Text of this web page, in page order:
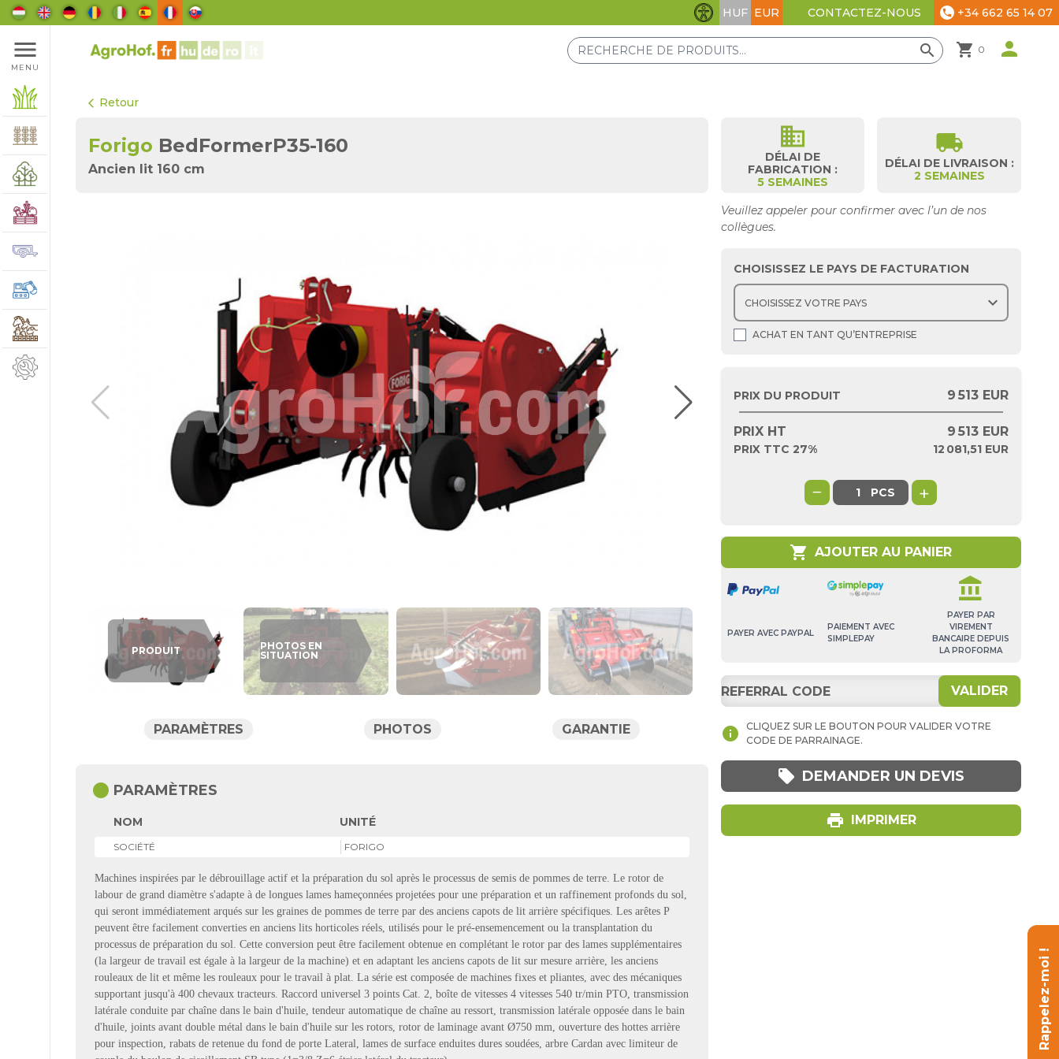
Paramètres d'accessibilité
HUF EUR CONTACTEZ-NOUS phone +34 662 65 14 07
menu
MENU
search shopping_cart 0 person
arrow_back_ios Retour
Forigo BedFormerP35-160
Ancien lit 160 cm
PRODUIT
PHOTOS EN
SITUATION
PARAMÈTRES PHOTOS GARANTIE
Veuillez appeler pour confirmer avec l’un de nos
collègues.
business
DÉLAI DE
FABRICATION :
5 SEMAINES
local_shipping
DÉLAI DE LIVRAISON :
2 SEMAINES
CHOISISSEZ LE PAYS DE FACTURATION
expand_more
ACHAT EN TANT QU’ENTREPRISE
PRIX DU PRODUIT 9 513 EUR
PRIX HT 9 513 EUR
PRIX TTC 27% 12 081,51 EUR
− PCS +
shopping_cart AJOUTER AU PANIER
PAYER AVEC PAYPAL
PAIEMENT AVEC
SIMPLEPAY
account_balance
PAYER PAR
VIREMENT
BANCAIRE DEPUIS
LA PROFORMA
VALIDER
info
CLIQUEZ SUR LE BOUTON POUR VALIDER VOTRE
CODE DE PARRAINAGE.
local_offer DEMANDER UN DEVIS
print IMPRIMER
circle PARAMÈTRES
NOM UNITÉ
SOCIÉTÉ FORIGO
Machines inspirées par le débrouillage actif et la préparation du sol après le processus de semis de pommes de terre. Le rotor de
labour de grand diamètre s'adapte à de longues lames hameçonnées projetées pour une préparation et un raffinement profonds du sol,
qui seront immédiatement arqués sur les graines de pommes de terre par des anciens capots de lit arrière spécifiques. Les arêtes P
peuvent être facilement converties en anciens lits horticoles réels, utilisés pour le pré-ensemencement ou la transplantation du
processus de préparation du sol. Cette conversion peut être facilement obtenue en complétant le rotor par des lames supplémentaires
(la largeur de travail est égale à la largeur de la machine) et en adaptant les anciens capots de lit sur mesure arrière, les anciens
rouleaux de lit et même les rouleaux pour le travail à plat. La série est composée de machines fixes et pliantes, avec des mécaniques
supportant jusqu'à 400 chevaux tracteurs. Raccord universel 3 points Cat. 2, boîte de vitesses 4 vitesses 540 tr/min PTO, transmission
latérale conduite par chaîne dans le bain d'huile, tendeur automatique de chaîne au ressort, transmission latérale opposée dans le bain
d'huile, joints avant double métal dans le bain d'huile sur les rotors, rotor de laminage avant Ø750 mm, ouverture des hottes arrière
pour inspection, rabats de retenue du fond de porte Lateral, lames de surface enduites dures soudées, arbre Cardan avec limiteur de
Rappelez-moi !